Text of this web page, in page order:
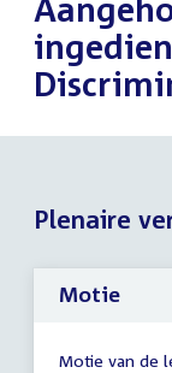
Plenaire
Motie
Motie van de